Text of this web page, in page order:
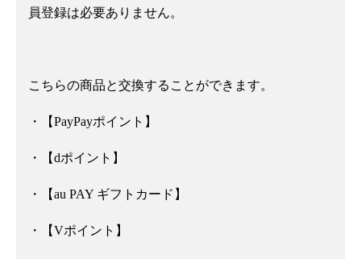
員登録は必要ありません。
こちらの商品と交換することができます。
・【PayPayポイント】
・【dポイント】
・【au PAY ギフトカード】
・【Vポイント】